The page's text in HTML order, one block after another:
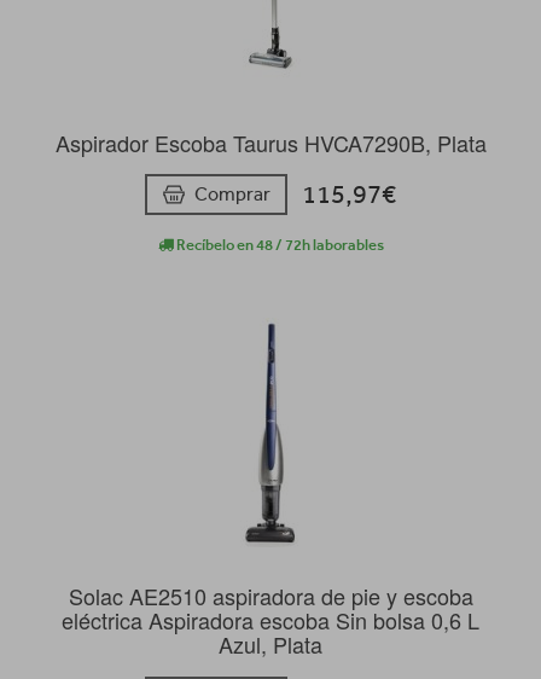
Aspirador Escoba Taurus HVCA7290B, Plata
Comprar 115,97€
Recíbelo en 48 / 72h laborables
Solac AE2510 aspiradora de pie y escoba
eléctrica Aspiradora escoba Sin bolsa 0,6 L
Azul, Plata